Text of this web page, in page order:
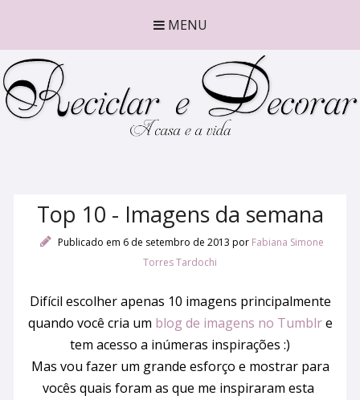
MENU
Top 10 - Imagens da semana
Publicado em 6 de setembro de 2013 por Fabiana Simone
Torres Tardochi
Difícil escolher apenas 10 imagens principalmente
quando você cria um blog de imagens no Tumblre
tem acesso a inúmeras inspirações :)
Mas vou fazer um grande esforço e mostrar para
vocês quais foram as que me inspiraram esta